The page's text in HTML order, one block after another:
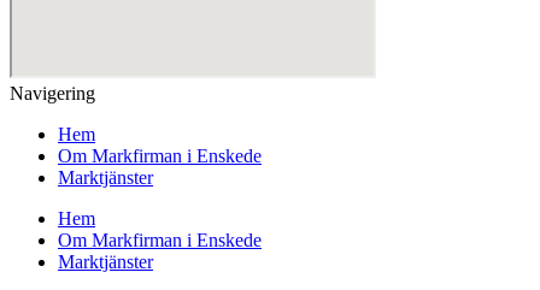
Navigering
Hem
Om Markfirman i Enskede
Marktjänster
Hem
Om Markfirman i Enskede
Marktjänster